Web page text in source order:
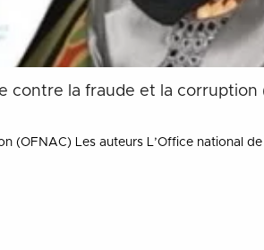
la fraude et la corruption
(OFNAC) Les auteurs L’Office national